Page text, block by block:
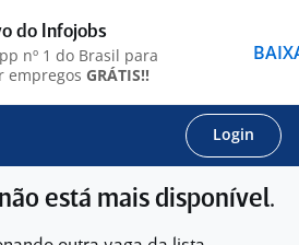
Login
está mais disponível.
do Infojobs
nº 1 do Brasil para
empregos GRÁTIS!!